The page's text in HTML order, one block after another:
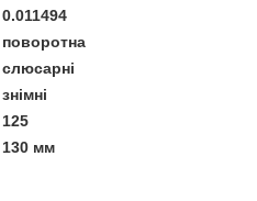
0.011494
поворотна
слюсарні
знімні
125
130 мм